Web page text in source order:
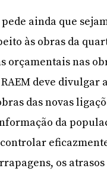
ainda que
às obras da
orçamentais nas
deve
das novas
da
os